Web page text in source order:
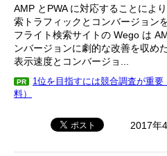
AMP とPWA に対応することによ
索トラフィックとコンバージョン
フライト検索サイトの Wego は
ンバージョンに劇的な改善を収め
表示速度とコンバージョ...
PR
1位を目指すには競合調査が重
料）
2017年